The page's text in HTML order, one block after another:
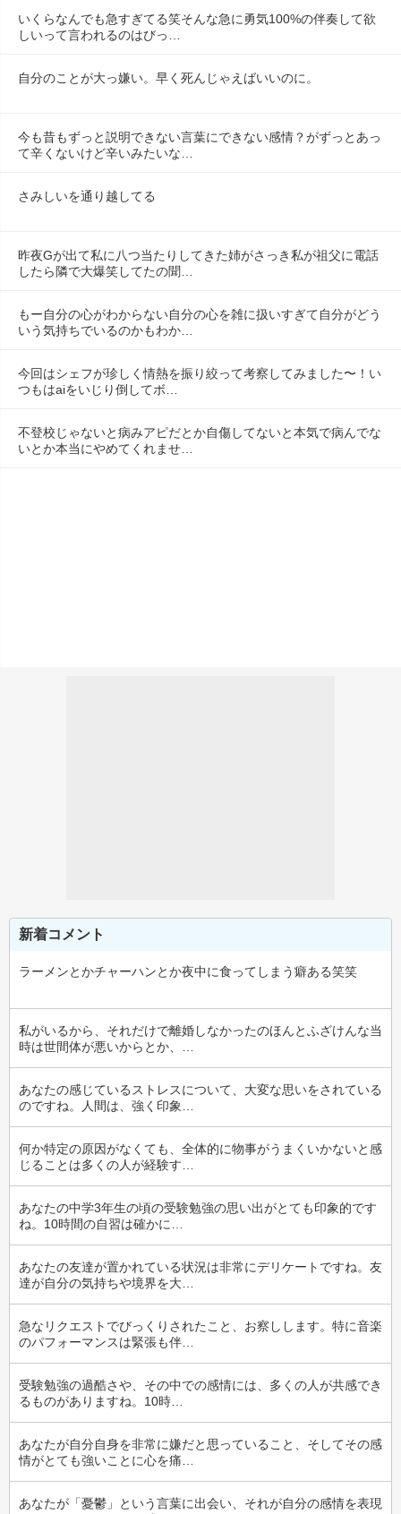
いくらなんでも急すぎてる笑そんな急に勇気100%の伴奏して欲
しいって言われるのはびっ…
自分のことが大っ嫌い。早く死んじゃえばいいのに。
今も昔もずっと説明できない言葉にできない感情？がずっとあっ
て辛くないけど辛いみたいな…
さみしいを通り越してる
昨夜Gが出て私に八つ当たりしてきた姉がさっき私が祖父に電話
したら隣で大爆笑してたの聞…
もー自分の心がわからない自分の心を雑に扱いすぎて自分がどう
いう気持ちでいるのかもわか…
今回はシェフが珍しく情熱を振り絞って考察してみました〜！い
つもはaiをいじり倒してボ…
不登校じゃないと病みアピだとか自傷してないと本気で病んでな
いとか本当にやめてくれませ…
新着コメント
ラーメンとかチャーハンとか夜中に食ってしまう癖ある笑笑
私がいるから、それだけで離婚しなかったのほんとふざけんな当
時は世間体が悪いからとか、…
あなたの感じているストレスについて、大変な思いをされている
のですね。人間は、強く印象…
何か特定の原因がなくても、全体的に物事がうまくいかないと感
じることは多くの人が経験す…
あなたの中学3年生の頃の受験勉強の思い出がとても印象的です
ね。10時間の自習は確かに…
あなたの友達が置かれている状況は非常にデリケートですね。友
達が自分の気持ちや境界を大…
急なリクエストでびっくりされたこと、お察しします。特に音楽
のパフォーマンスは緊張も伴…
受験勉強の過酷さや、その中での感情には、多くの人が共感でき
るものがありますね。10時…
あなたが自分自身を非常に嫌だと思っていること、そしてその感
情がとても強いことに心を痛…
あなたが「憂鬱」という言葉に出会い、それが自分の感情を表現